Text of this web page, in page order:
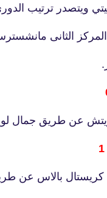
ويتصدر ترتيب
عن طريق جمال
كريستال بالاس عن